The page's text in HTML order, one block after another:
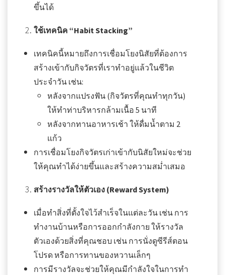
ขึ้นได้
ใช้เทคนิค “Habit Stacking”
เทคนิคนี้หมายถึงการเชื่อมโยงนิสัยที่ต้องการ
สร้างเข้ากับกิจวัตรที่เราทำอยู่แล้วในชีวิต
ประจำวัน เช่น:
หลังจากแปรงฟัน (กิจวัตรที่คุณทำทุกวัน)
ให้ทำท่าบริหารกล้ามเนื้อ 5 นาที
หลังจากทานอาหารเช้า ให้ดื่มน้ำตาม 2
แก้ว
การเชื่อมโยงกิจวัตรเก่าเข้ากับนิสัยใหม่จะช่วย
ให้คุณทำได้ง่ายขึ้นและสร้างความสม่ำเสมอ
สร้างรางวัลให้ตัวเอง (Reward System)
เมื่อทำสิ่งที่ตั้งใจไว้สำเร็จในแต่ละวัน เช่น การ
ทำงานบ้านหรือการออกกำลังกาย ให้รางวัล
ตัวเองด้วยสิ่งที่คุณชอบ เช่น การนั่งดูซีรีส์ตอน
โปรด หรือการทานของหวานเล็กๆ
การมีรางวัลจะช่วยให้คุณมีกำลังใจในการทำ